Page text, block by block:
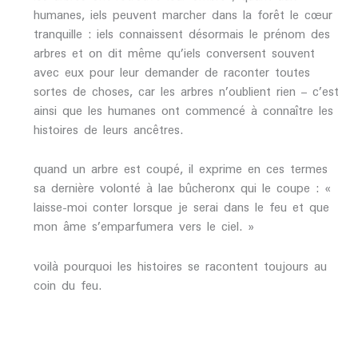
humanes, iels peuvent marcher dans la forêt le cœur
tranquille : iels connaissent désormais le prénom des
arbres et on dit même qu’iels conversent souvent
avec eux pour leur demander de raconter toutes
sortes de choses, car les arbres n’oublient rien – c’est
ainsi que les humanes ont commencé à connaître les
histoires de leurs ancêtres.
quand un arbre est coupé, il exprime en ces termes
sa dernière volonté à lae bûcheronx qui le coupe : «
laisse-moi conter lorsque je serai dans le feu et que
mon âme s’emparfumera vers le ciel. »
voilà pourquoi les histoires se racontent toujours au
coin du feu.